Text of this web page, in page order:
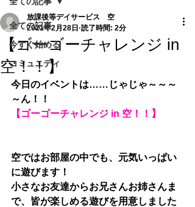
全ての記事
今すぐ始める
コミュニティ
【ゴーゴーチャレンジ in
空！！】
放課後等デイサービス 空
2021年2月28日 読了時間: 2分
今日のイベントは……じゃじゃ～～～
～ん！！
【ゴーゴーチャレンジ in 空！！】
空ではお部屋の中でも、元気いっぱい
に遊びます！
小さなお友達からお兄さんお姉さんま
で、皆が楽しめる遊びを用意しました